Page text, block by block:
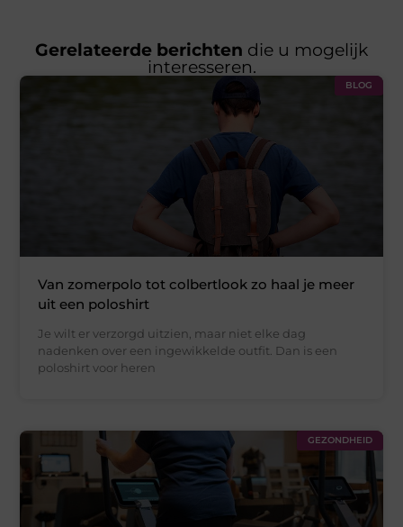
Gerelateerde berichten die u mogelijk
interesseren.
BLOG
Van zomerpolo tot colbertlook zo haal je meer
uit een poloshirt
Je wilt er verzorgd uitzien, maar niet elke dag
nadenken over een ingewikkelde outfit. Dan is een
poloshirt voor heren
GEZONDHEID